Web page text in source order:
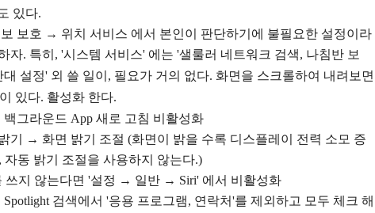
있다.
보호 → 위치 서비스 에서 본인이 판단하기에 불필요한 설정이라
자. 특히, '시스템 서비스' 에는 '샐룰러 네트워크 검색, 나침반 보
설정' 외 쓸 일이, 필요가 거의 없다. 화면을 스크롤하여 내려보면
있다. 활성화 한다.
그라운드 App 새로 고침 비활성화
기 → 화면 밝기 조절 (화면이 밝을 수록 디스플레이 전력 소모 증
자동 밝기 조절을 사용하지 않는다.)
쓰지 않는다면 '설정 → 일반 → Siri' 에서 비활성화
검색에서 '응용 프로그램, 연락처'를 제외하고 모두 체크 해